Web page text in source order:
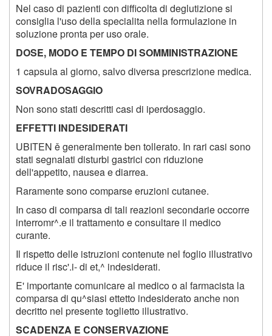
Nel caso di pazienti con difficolta di deglutizione si
consiglia l'uso della specialita nella formulazione in
soluzione pronta per uso orale.
DOSE, MODO E TEMPO DI SOMMINISTRAZIONE
1 capsula al giorno, salvo diversa prescrizione medica.
SOVRADOSAGGIO
Non sono stati descritti casi di iperdosaggio.
EFFETTI INDESIDERATI
UBITEN ě generalmente ben tollerato. In rari casi sono
stati segnalati disturbi gastrici con riduzione
dell'appetito, nausea e diarrea.
Raramente sono comparse eruzioni cutanee.
In caso di comparsa di tali reazioni secondarie occorre
interromr^.e il trattamento e consultare il medico
curante.
Il rispetto delle istruzioni contenute nel foglio illustrativo
riduce il risc'.i- di et,^ indesiderati.
E' importante comunicare al medico o al farmacista la
comparsa di qu^siasi ettetto indesiderato anche non
decritto nel presente toglietto illustrativo.
SCADENZA E CONSERVAZIONE